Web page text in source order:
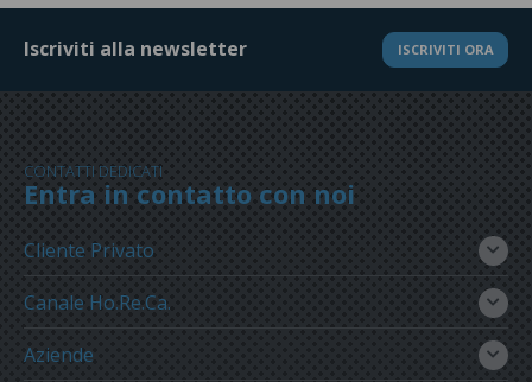
Iscriviti alla newsletter ISCRIVITI ORA
CONTATTI DEDICATI
Entra in contatto con noi
Cliente Privato
Canale Ho.Re.Ca.
Aziende